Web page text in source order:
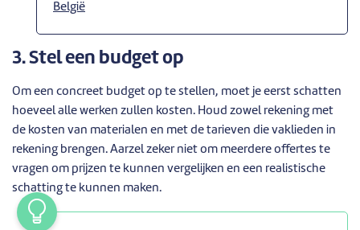
België
3. Stel een budget op
Om een concreet budget op te stellen, moet je eerst schatten
hoeveel alle werken zullen kosten. Houd zowel rekening met
de kosten van materialen en met de tarieven die vaklieden in
rekening brengen. Aarzel zeker niet om meerdere offertes te
vragen om prijzen te kunnen vergelijken en een realistische
schatting te kunnen maken.